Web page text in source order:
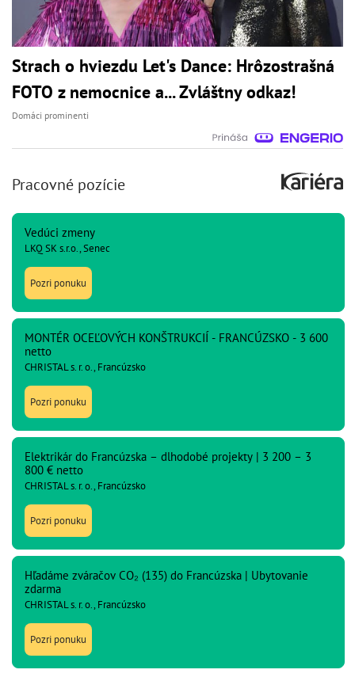
Strach o hviezdu Let's Dance: Hrôzostrašná
FOTO z nemocnice a... Zvláštny odkaz!
Domáci prominenti
Pracovné pozície
Vedúci zmeny
LKQ SK s.r.o., Senec
Pozri ponuku
MONTÉR OCEĽOVÝCH KONŠTRUKCIÍ - FRANCÚZSKO - 3 600
netto
CHRISTAL s. r. o., Francúzsko
Pozri ponuku
Elektrikár do Francúzska – dlhodobé projekty | 3 200 – 3
800 € netto
CHRISTAL s. r. o., Francúzsko
Pozri ponuku
Hľadáme zváračov CO₂ (135) do Francúzska | Ubytovanie
zdarma
CHRISTAL s. r. o., Francúzsko
Pozri ponuku